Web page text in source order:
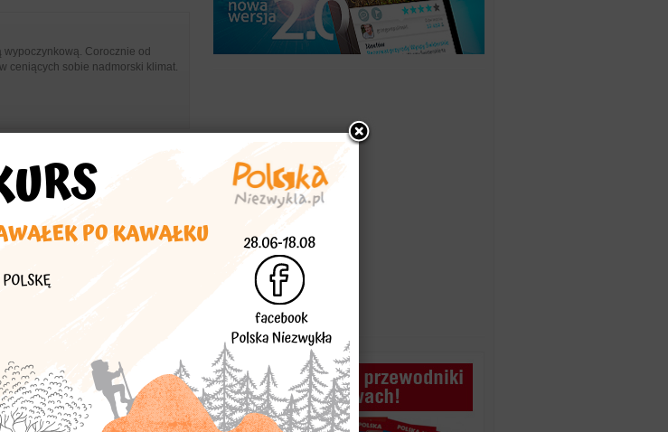
Corocznie od
ceniących sobie nadmorski klimat.
się u zbiegu ulicy
spragnionym niezapomnianych
Zapraszamy wszystkich
domieszką adrenaliny.